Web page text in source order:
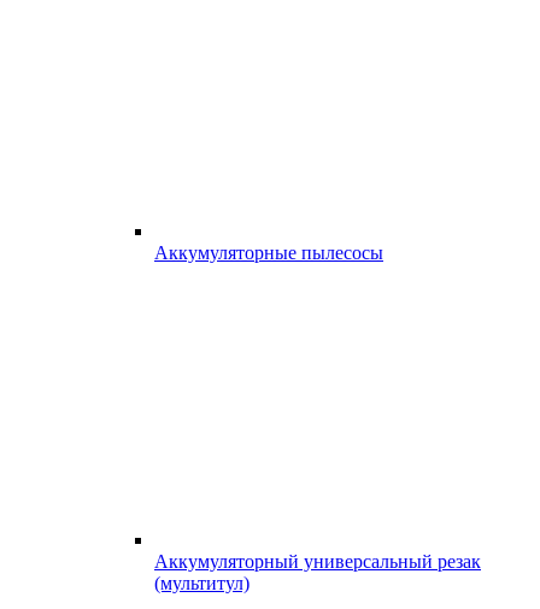
Аккумуляторные пылесосы
Аккумуляторный универсальный резак
(мультитул)